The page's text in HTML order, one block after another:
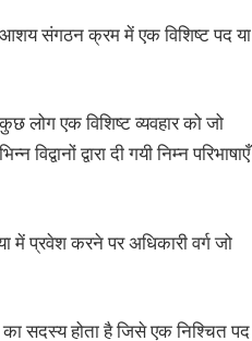
संगठन क्रम में एक विशिष्ट पद या
एक विशिष्ट व्यवहार को जो
द्वारा दी गयी निम्न परिभाषाएँ
प्रवेश करने पर अधिकारी वर्ग जो
सदस्य होता है जिसे एक निश्चित पद